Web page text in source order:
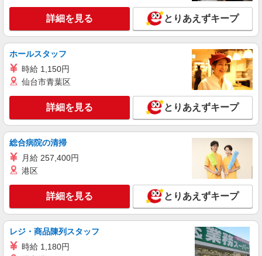
株式会社kotrio /●KB-H-2020548
西脇市駅＊高級シニアマンションでのサポート
職員＊.・：゜
時給1450円〜2187円 ＜日払い有/週払い有/交
西脇市内 ≪最寄り駅≫西脇市
キープ 詳細を見る
株式会社kotrio /●KB-H-1900154
＜西脇市＞サ高住スタッフ＊教育体制充実
時給1450円〜2187円 ＜日払い有/週払い有/交
通費全支給(ガソリン代含む)＞
西脇市内 ≪最寄り駅≫西脇市
キープ 詳細を見る
詳細を見る とりあえずキープ
ホールスタッフ
時給 1,150円
仙台市青葉区
詳細を見る とりあえずキープ
総合病院の清掃
月給 257,400円
港区
詳細を見る とりあえずキープ
レジ・商品陳列スタッフ
時給 1,180円